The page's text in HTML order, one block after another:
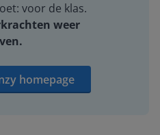
voor de klas.
weer
homepage